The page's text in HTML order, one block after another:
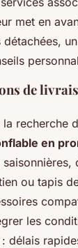
met en
de
la recherche
en
ou tapis
les
: délais